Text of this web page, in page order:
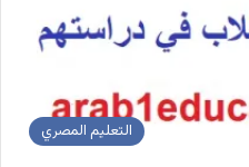
التعليم المصري